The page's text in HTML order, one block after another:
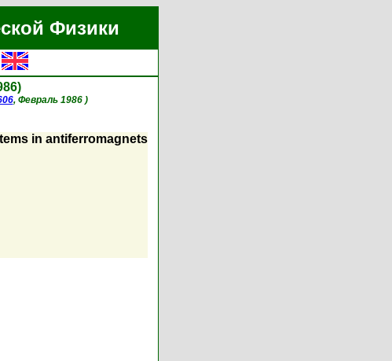
Физики
, Февраль 1986 )
in antiferromagnets